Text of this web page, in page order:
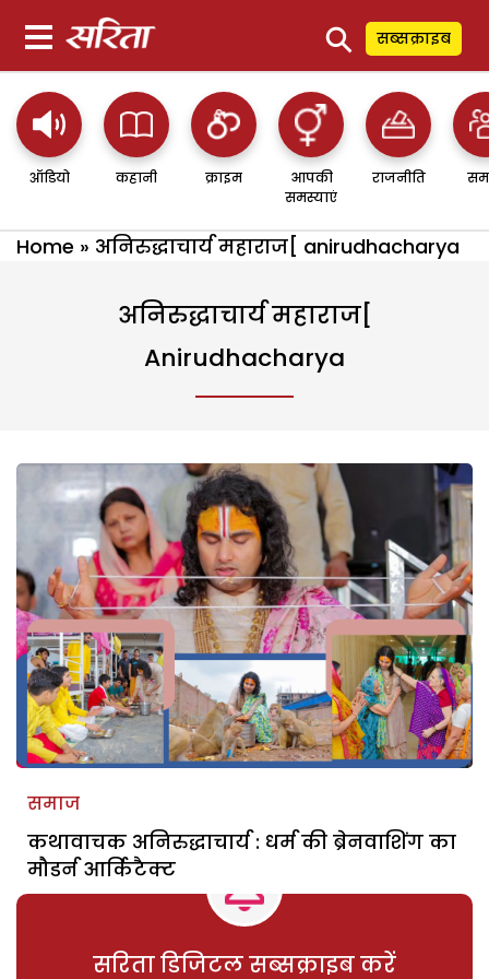
⚲ सब्सक्राइब
ऑडियो कहानी क्राइम
आपकी
समस्याएं
राजनीति
Home » अनिरुद्धाचार्य महाराज[ anirudhacharya
अनिरुद्धाचार्य महाराज[
Anirudhacharya
समाज
कथावाचक अनिरुद्धाचार्य : धर्म की ब्रेनवाशिंग का
मौडर्न आर्किटैक्ट
सरिता डिजिटल सब्सक्राइब करें